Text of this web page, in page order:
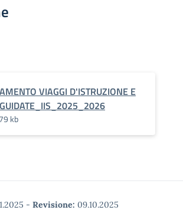
VIAGGI D'ISTRUZIONE E
kb
- Revisione: 09.10.2025